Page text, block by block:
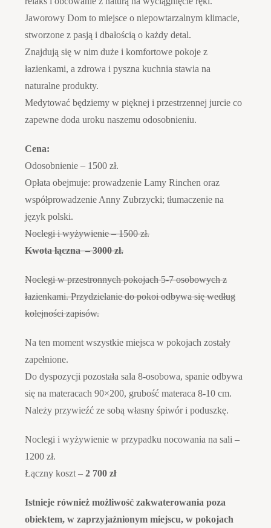
Jaworowy Dom to miejsce o niepowtarzalnym klimacie,
stworzone z pasją i dbałością o każdy detal.
Znajdują się w nim duże i komfortowe pokoje z
łazienkami, a zdrowa i pyszna kuchnia stawia na
naturalne produkty.
Medytować będziemy w pięknej i przestrzennej jurcie co
zapewne doda uroku naszemu odosobnieniu.
Cena:
Odosobnienie – 1500 zł.
Opłata obejmuje: prowadzenie Lamy Rinchen oraz
współprowadzenie Anny Zubrzycki; tłumaczenie na
język polski.
Noclegi i wyżywienie – 1500 zł.
Kwota łączna – 3000 zł.
Noclegi w przestronnych pokojach 5-7 osobowych z
łazienkami. Przydzielanie do pokoi odbywa się według
kolejności zapisów.
Na ten moment wszystkie miejsca w pokojach zostały
zapełnione.
Do dyspozycji pozostała sala 8-osobowa, spanie odbywa
się na materacach 90×200, grubość materaca 8-10 cm.
Należy przywieźć ze sobą własny śpiwór i poduszkę.
Noclegi i wyżywienie w przypadku nocowania na sali –
1200 zł.
Łączny koszt –2 700 zł
Istnieje również możliwość zakwaterowania poza
obiektem, w zaprzyjaźnionym miejscu, w pokojach